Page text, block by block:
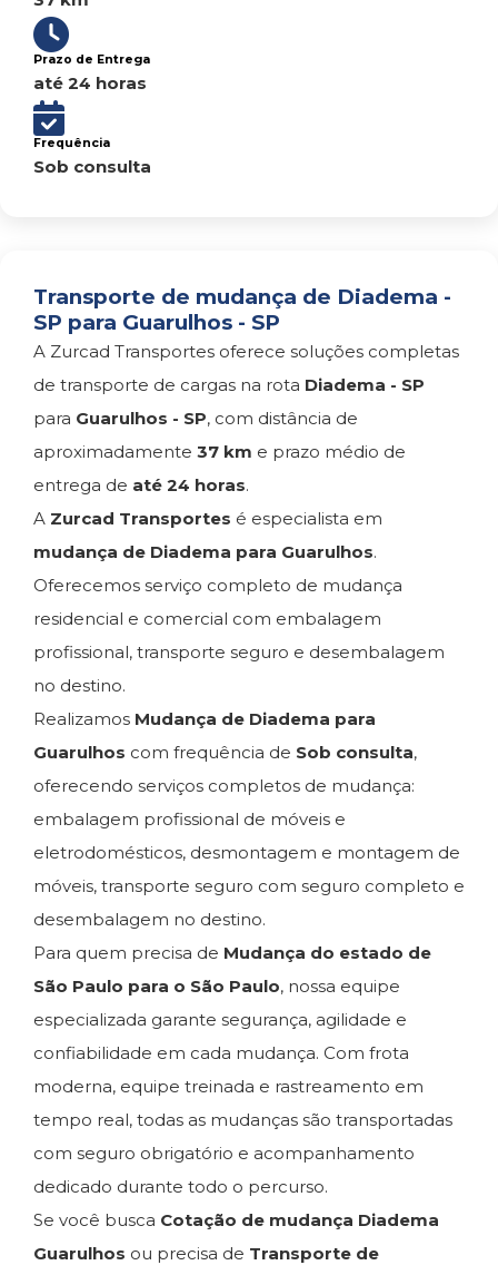
Prazo de Entrega
até 24 horas
Frequência
Sob consulta
Transporte de mudança de Diadema -
SP para Guarulhos - SP
A Zurcad Transportes oferece soluções completas
de transporte de cargas na rota Diadema - SP
para Guarulhos - SP, com distância de
aproximadamente 37 km e prazo médio de
entrega de até 24 horas.
A Zurcad Transportes é especialista em
mudança de Diadema para Guarulhos.
Oferecemos serviço completo de mudança
residencial e comercial com embalagem
profissional, transporte seguro e desembalagem
no destino.
Realizamos Mudança de Diadema para
Guarulhos com frequência de Sob consulta,
oferecendo serviços completos de mudança:
embalagem profissional de móveis e
eletrodomésticos, desmontagem e montagem de
móveis, transporte seguro com seguro completo e
desembalagem no destino.
Para quem precisa de Mudança do estado de
São Paulo para o São Paulo, nossa equipe
especializada garante segurança, agilidade e
confiabilidade em cada mudança. Com frota
moderna, equipe treinada e rastreamento em
tempo real, todas as mudanças são transportadas
com seguro obrigatório e acompanhamento
dedicado durante todo o percurso.
Se você busca Cotação de mudança Diadema
Guarulhos ou precisa de Transporte de